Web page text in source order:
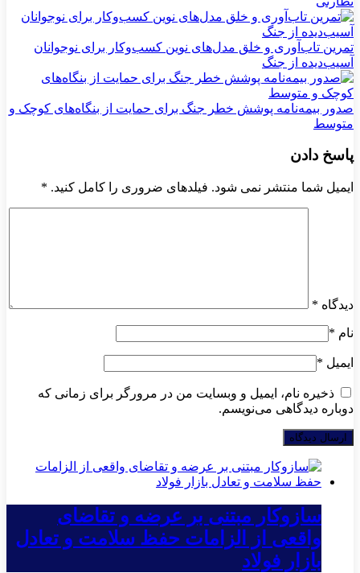
تمرین تاب‌آوری و خلق مدل‌های نوین کسب‌وکار برای نوجوانان
آسیب‌دیده از جنگ
صدور بیمه‌نامه پوشش خطر جنگ برای حمایت از بنگاه‌های کوچک و
متوسط
پاسخ دادن
ایمیل شما منتشر نمی شود. فیلدهای ضروری را کامل کنید. *
دیدگاه *
نام *
ایمیل *
ذخیره نام، ایمیل و وبسایت من در مرورگر برای زمانی که
دوباره دیدگاهی می‌نویسم.
سازوکار مبتنی بر عرضه و تقاضای
واقعی از الزامات حفظ سلامت و تعادل
بازار فولاد